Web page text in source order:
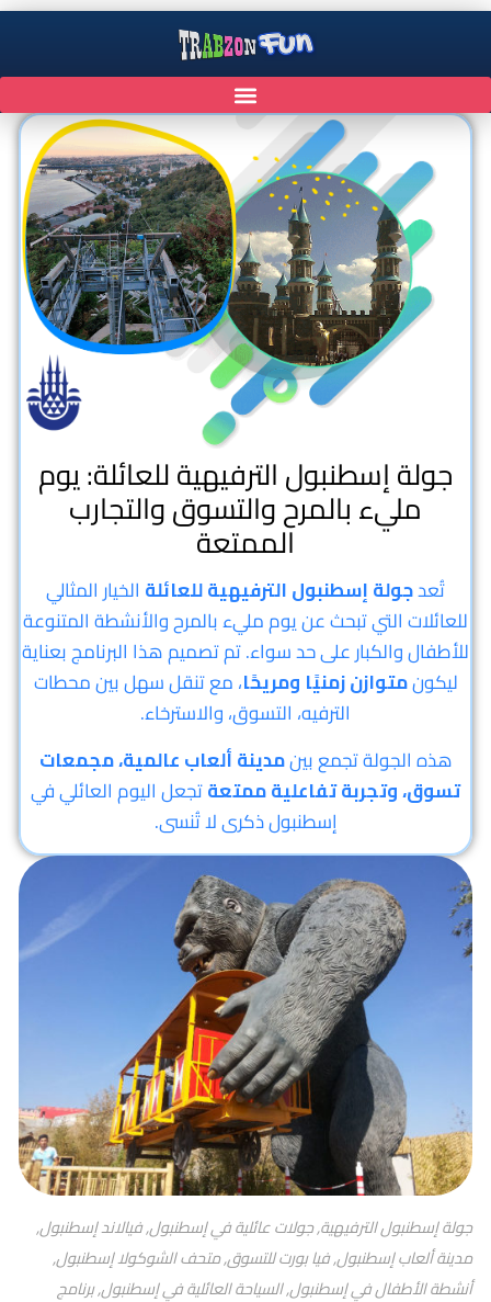
جولة إسطنبول الترفيهية للعائلة: يوم
مليء بالمرح والتسوق والتجارب
الممتعة
تُعدجولة إسطنبول الترفيهية للعائلة الخيار المثالي
للعائلات التي تبحث عن يوم مليء بالمرح والأنشطة المتنوعة
للأطفال والكبار على حد سواء. تم تصميم هذا البرنامج بعناية
ليكونمتوازن زمنيًا ومريحًا، مع تنقل سهل بين محطات
الترفيه، التسوق، والاسترخاء.
هذه الجولة تجمع بينمدينة ألعاب عالمية، مجمعات
تسوق، وتجربة تفاعلية ممتعةتجعل اليوم العائلي في
إسطنبول ذكرى لا تُنسى.
جولة إسطنبول الترفيهية, جولات عائلية في إسطنبول, فيالاند إسطنبول,
مدينة ألعاب إسطنبول, فيا بورت للتسوق, متحف الشوكولا إسطنبول,
أنشطة الأطفال في إسطنبول, السياحة العائلية في إسطنبول, برنامج